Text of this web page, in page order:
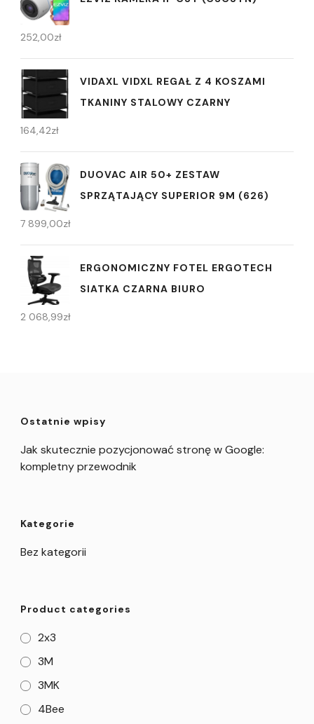
252,00zł
VIDAXL VIDXL REGAŁ Z 4 KOSZAMI
TKANINY STALOWY CZARNY
164,42zł
DUOVAC AIR 50+ ZESTAW
SPRZĄTAJĄCY SUPERIOR 9M (626)
7 899,00zł
ERGONOMICZNY FOTEL ERGOTECH
SIATKA CZARNA BIURO
2 068,99zł
Ostatnie wpisy
Jak skutecznie pozycjonować stronę w Google:
kompletny przewodnik
Kategorie
Bez kategorii
Product categories
2x3
3M
3MK
4Bee